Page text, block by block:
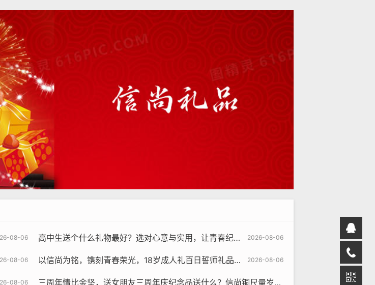
08-06 2026-08-06
高中生送个什么礼物最好？选对心意与实用，让青春纪念品照亮成长路
08-06 2026-08-06
以信尚为铭，镌刻青春荣光，18岁成人礼百日誓师礼品，一份承载三重寄望的成长信物
08-06 三周年情比金坚，送女朋友三周年庆纪念品送什么？信尚铜尺量岁月，信尚书签锁初心